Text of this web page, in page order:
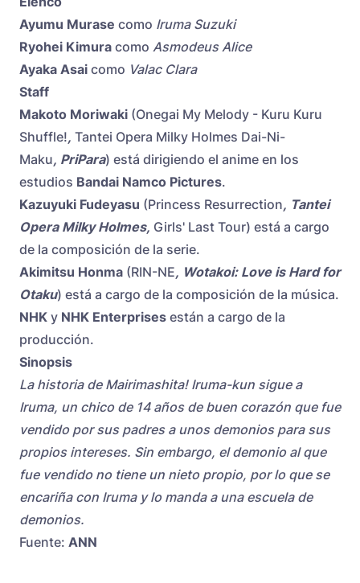
Ayumu Murase como Iruma Suzuki
Ryohei Kimura como Asmodeus Alice
Ayaka Asai como Valac Clara
Staff
Makoto Moriwaki (Onegai My Melody - Kuru Kuru
Shuffle!, Tantei Opera Milky Holmes Dai-Ni-
Maku, PriPara) está dirigiendo el anime en los
estudios Bandai Namco Pictures.
Kazuyuki Fudeyasu (Princess Resurrection, Tantei
Opera Milky Holmes, Girls' Last Tour) está a cargo
de la composición de la serie.
Akimitsu Honma (RIN-NE, Wotakoi: Love is Hard for
Otaku) está a cargo de la composición de la música.
NHK y NHK Enterprises están a cargo de la
producción.
Sinopsis
La historia de Mairimashita! Iruma-kun sigue a
Iruma, un chico de 14 años de buen corazón que fue
vendido por sus padres a unos demonios para sus
propios intereses. Sin embargo, el demonio al que
fue vendido no tiene un nieto propio, por lo que se
encariña con Iruma y lo manda a una escuela de
demonios.
Fuente: ANN